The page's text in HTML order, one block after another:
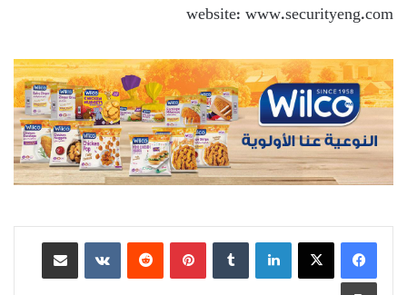
website: www.securityeng.com
لينكدإن بينتيريست
مشاركة عبر البريد
طباعة